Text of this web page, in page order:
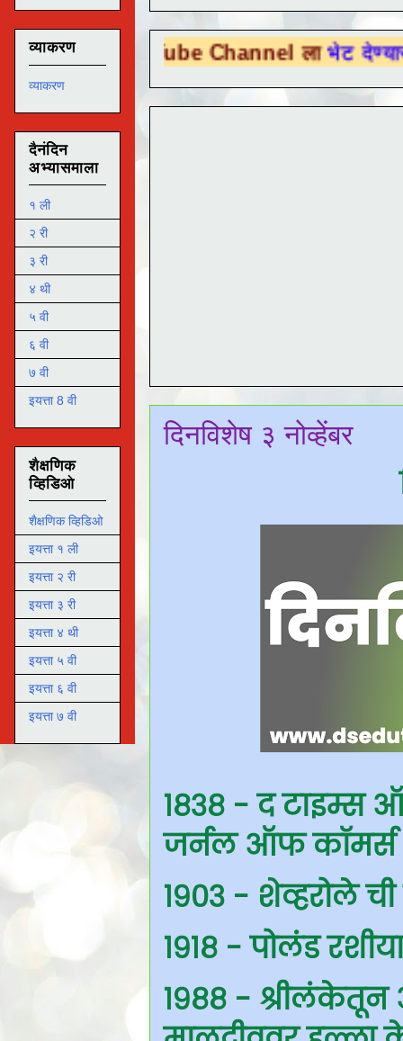
Tube Channel लाभेट देण्यासाठी येथे
दिनविशेष ३ नोव्हेंबर
१८३८ - द टाइम्स
जर्नल ऑफ कॉमर्स
१९०३ - शेव्हरोले ची
१९१८ - पोलंड
१९८८ - श्रीलंकेतून
व्याकरण
व्याकरण
दैनंदिन
अभ्यासमाला
१ ली
२ री
३ री
४ थी
५ वी
६ वी
७ वी
इयत्ता 8 वी
शैक्षणिक
व्हिडिओ
शैक्षणिक व्हिडिओ
इयत्ता १ ली
इयत्ता २ री
इयत्ता ३ री
इयत्ता ४ थी
इयत्ता ५ वी
इयत्ता ६ वी
इयत्ता ७ वी